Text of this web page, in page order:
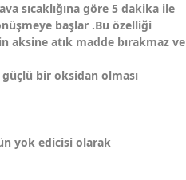
sıcaklığına göre 5 dakika ile
başlar .Bu özelliği
aksine atık madde bırakmaz ve
bir oksidan olması
yok edicisi olarak